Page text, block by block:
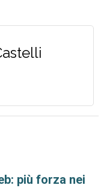
più forza nei